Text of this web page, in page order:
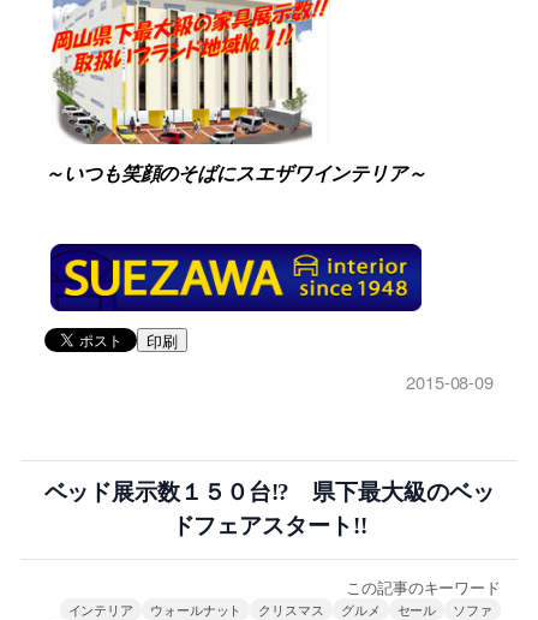
～いつも笑顔のそばにスエザワインテリア～
印刷
2015-08-09
ベッド展示数１５０台!? 県下最大級のベッ
ドフェアスタート!!
この記事のキーワード
インテリア ウォールナット クリスマス グルメ セール
ソファ